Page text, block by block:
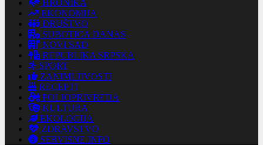
HRONIKA
EKONOMIJA
DRUŠTVO
SUBOTICA DANAS
NOVI SAD
REPUBLIKA SRPSKA
SPORT
ZANIMLJIVOSTI
RECEPTI
POLJOPRIVREDA
KULTURA
EKOLOGIJA
ZDRAVSTVO
SERVISNE INFO